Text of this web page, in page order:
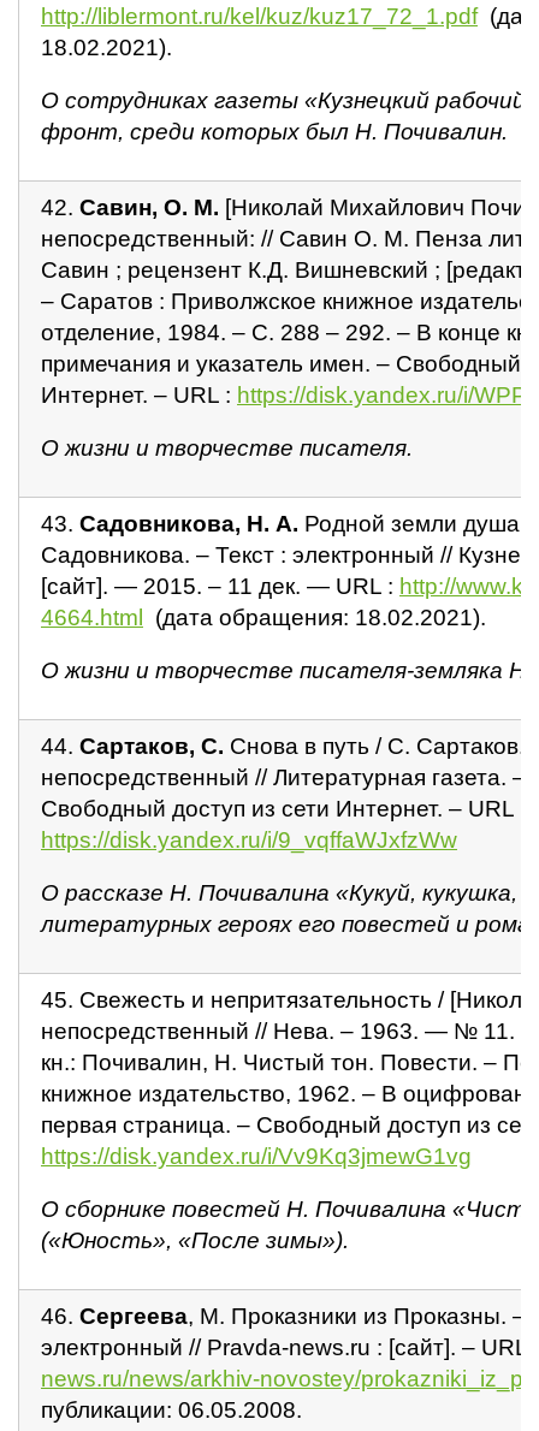
http://liblermont.ru/kel/kuz/kuz17_72_1.pdf
18.02.2021).
О сотрудниках газеты «Кузнецкий
фронт, среди которых был Н. Почивалин.
42. Савин, О. М. [Николай Михайлович
непосредственный: // Савин О. М. Пенза
Савин ; рецензент К.Д. Вишневский ;
– Саратов : Приволжское книжное
отделение, 1984. – С. 288 – 292. – В конце
примечания и указатель имен. – Свободный
Интернет. – URL : https://disk.yandex.ru/i/
О жизни и творчестве писателя.
43. Садовникова, Н. А. Родной земли душа
Садовникова. – Текст : электронный //
[сайт]. — 2015. – 11 дек. — URL : http://
4664.html
(дата обращения: 18.02.2021).
О жизни и творчестве писателя-земляка
44. Сартаков, С. Снова в путь / С. Сартаков.
непосредственный // Литературная газета.
Свободный доступ из сети Интернет. – URL :
https://disk.yandex.ru/i/9_vqffaWJxfzWw
О рассказе Н. Почивалина «Кукуй, кукушка,
литературных героях его повестей и
45. Свежесть и непритязательность /
непосредственный // Нева. – 1963. — № 11.
кн.: Почивалин, Н. Чистый тон. Повести. –
книжное издательство, 1962. – В
первая страница. – Свободный доступ из
https://disk.yandex.ru/i/Vv9Kq3jmewG1vg
О сборнике повестей Н. Почивалина
(«Юность», «После зимы»).
46. Сергеева, М. Проказники из Проказны. –
электронный // Pravda-news.ru : [сайт]. – URL
news.ru/news/arkhiv-novostey/
публикации: 06.05.2008.